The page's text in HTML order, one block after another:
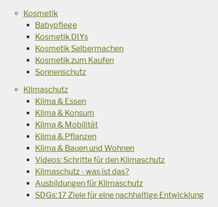
Kosmetik
Babypflege
Kosmetik DIYs
Kosmetik Selbermachen
Kosmetik zum Kaufen
Sonnenschutz
Klimaschutz
Klima & Essen
Klima & Konsum
Klima & Mobilität
Klima & Pflanzen
Klima & Bauen und Wohnen
Videos: Schritte für den Klimaschutz
Klimaschutz - was ist das?
Ausbildungen für Klimaschutz
SDGs: 17 Ziele für eine nachhaltige Entwicklung